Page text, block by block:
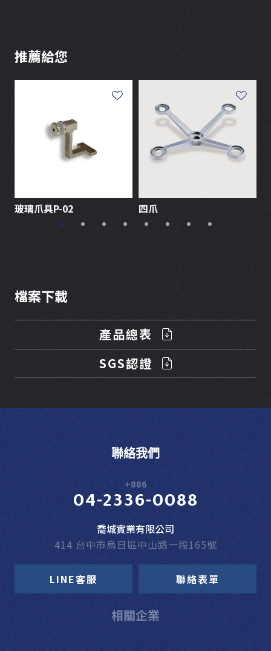
推薦給您
玻璃爪具P-02 四爪
檔案下載
產品總表
SGS認證
相關企業
聯絡我們
+886
04-2336-0088
喬城實業有限公司
414 台中市烏日區中山路一段165號
LINE客服 聯絡表單